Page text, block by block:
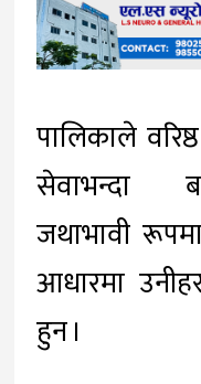
पालिकाले
सेवाभन्दा
जथाभावी
आधारमा
हुन ।